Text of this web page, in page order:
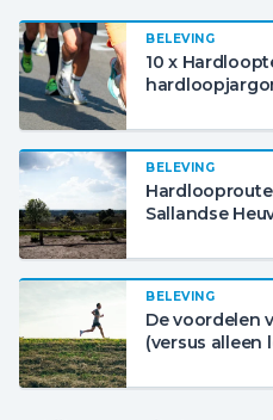
BELEVING
10 x
BELEVING
Sallandse
BELEVING
De voordelen
(versus alleen